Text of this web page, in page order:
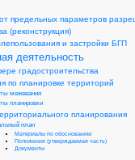
предельных параметров
(реконструкция)
и застройки БГП
деятельность
градостроительства
по планировке территорий
межевания
планировки
планирования
план
Материалы по обоснованию
Положения (утверждаемая часть)
Документы